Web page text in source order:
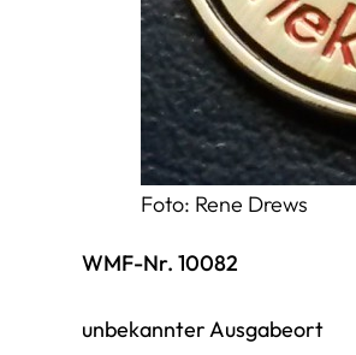
Foto: Rene Drews
WMF-Nr. 10082
unbekannter Ausgabeort